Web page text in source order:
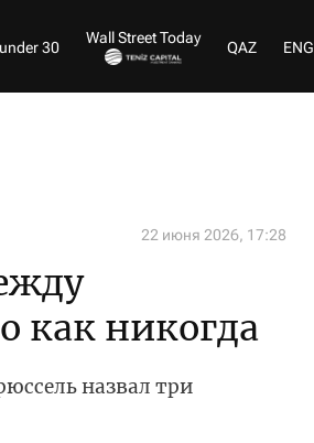
30
Wall Street Today
QAZ ENG
22 июня 2026, 17:28
как никогда
назвал три